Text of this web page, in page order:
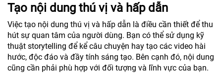
Tạo nội dung thú vị và hấp dẫn
Việc tạo nội dung thú vị và hấp dẫn là điều cần thiết để thu
hút sự quan tâm của người dùng. Bạn có thể sử dụng kỹ
thuật storytelling để kể câu chuyện hay tạo các video hài
hước, độc đáo và đầy tính sáng tạo. Bên cạnh đó, nội dung
cũng cần phải phù hợp với đối tượng và lĩnh vực của bạn.